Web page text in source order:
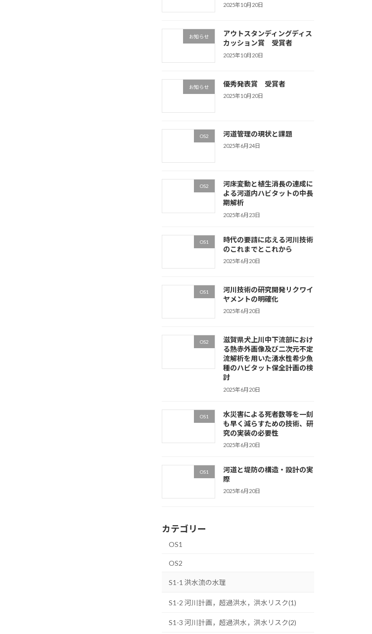
2025年10月20日
お知らせ
アウトスタンディングディス
カッション賞 受賞者
2025年10月20日
お知らせ 優秀発表賞 受賞者
2025年10月20日
OS2 河道管理の現状と課題
2025年6月24日
OS2
河床変動と植生消長の連成に
よる河道内ハビタットの中長
期解析
2025年6月23日
OS1
時代の要請に応える河川技術
のこれまでとこれから
2025年6月20日
OS1
河川技術の研究開発リクワイ
ヤメントの明確化
2025年6月20日
OS2
滋賀県犬上川中下流部におけ
る熱赤外画像及び二次元不定
流解析を用いた湧水性希少魚
種のハビタット保全計画の検
討
2025年6月20日
OS1
水災害による死者数等を一刻
も早く減らすための技術、研
究の実装の必要性
2025年6月20日
OS1
河道と堤防の構造・設計の実
際
2025年6月20日
カテゴリー
OS1
OS2
S1-1 洪水流の水理
S1-2 河川計画，超過洪水，洪水リスク(1)
S1-3 河川計画，超過洪水，洪水リスク(2)